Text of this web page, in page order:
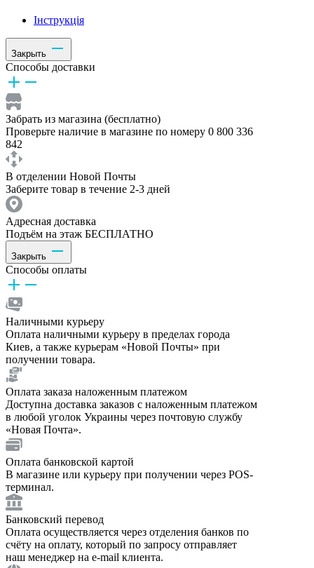
Інструкція
Закрыть
Способы доставки
Забрать из магазина (бесплатно)
Проверьте наличие в магазине по номеру 0 800 336
842
В отделении Новой Почты
Заберите товар в течение 2-3 дней
Адресная доставка
Подъём на этаж БЕСПЛАТНО
Закрыть
Способы оплаты
Наличными курьеру
Оплата наличными курьеру в пределах города
Киев, а также курьерам «Новой Почты» при
получении товара.
Оплата заказа наложенным платежом
Доступна доставка заказов с наложенным платежом
в любой уголок Украины через почтовую службу
«Новая Почта».
Оплата банковской картой
В магазине или курьеру при получении через POS-
терминал.
Банковский перевод
Оплата осуществляется через отделения банков по
счёту на оплату, который по запросу отправляет
наш менеджер на e-mail клиента.